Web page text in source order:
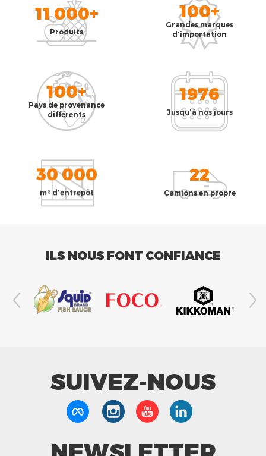
11 000+
Produits
100+
Grandes marques
d'importation
100+
Pays de provenance
différents
1976
Jusqu'à nos jours
30 000
m² d'entrepôt
22
Camions en propre
ILS NOUS FONT CONFIANCE
SUIVEZ-NOUS